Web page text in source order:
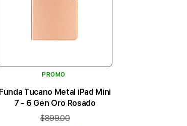
PROMO
Funda Tucano Metal iPad Mini
7 - 6 Gen Oro Rosado
$899.00